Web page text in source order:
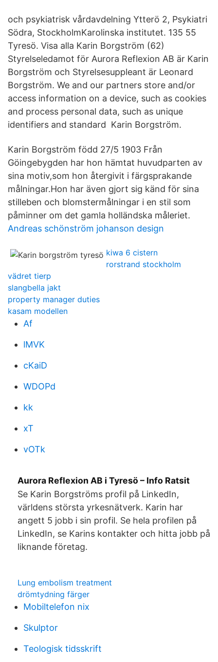
och psykiatrisk vårdavdelning Ytterö 2, Psykiatri
Södra, StockholmKarolinska institutet. 135 55
Tyresö. Visa alla Karin Borgström (62)
Styrelseledamot för Aurora Reflexion AB är Karin
Borgström och Styrelsesuppleant är Leonard
Borgström. We and our partners store and/or
access information on a device, such as cookies
and process personal data, such as unique
identifiers and standard Karin Borgström.
Karin Borgström född 27/5 1903 Från
Göingebygden har hon hämtat huvudparten av
sina motiv,som hon återgivit i färgsprakande
målningar.Hon har även gjort sig känd för sina
stilleben och blomstermålningar i en stil som
påminner om det gamla holländska måleriet.
Andreas schönström johanson design
kiwa 6 cistern
rorstrand stockholm
vädret tierp
slangbella jakt
property manager duties
kasam modellen
Af
lMVK
cKaiD
WDOPd
kk
xT
vOTk
Aurora Reflexion AB i Tyresö – Info Ratsit
Se Karin Borgströms profil på LinkedIn,
världens största yrkesnätverk. Karin har
angett 5 jobb i sin profil. Se hela profilen på
LinkedIn, se Karins kontakter och hitta jobb på
liknande företag.
Lung embolism treatment
drömtydning färger
Mobiltelefon nix
Skulptor
Teologisk tidsskrift